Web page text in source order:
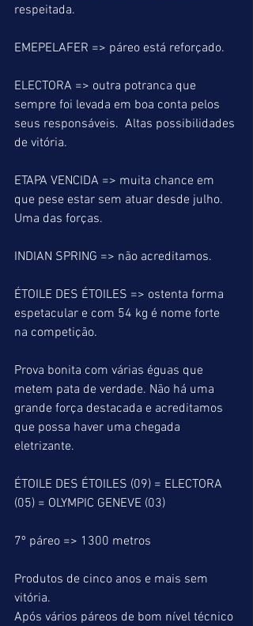
respeitada.
EMEPELAFER => páreo está reforçado.
ELECTORA => outra potranca que
sempre foi levada em boa conta pelos
seus responsáveis.  Altas possibilidades
de vitória.
ETAPA VENCIDA => muita chance em
que pese estar sem atuar desde julho.
Uma das forças.
INDIAN SPRING => não acreditamos.
ÉTOILE DES ÉTOILES => ostenta forma
espetacular e com 54 kg é nome forte
na competição.
Prova bonita com várias éguas que
metem pata de verdade. Não há uma
grande força destacada e acreditamos
que possa haver uma chegada
eletrizante.
ÉTOILE DES ÉTOILES (09) = ELECTORA
(05) = OLYMPIC GENEVE (03)
7º páreo => 1300 metros
Produtos de cinco anos e mais sem
vitória.
Após vários páreos de bom nível técnico